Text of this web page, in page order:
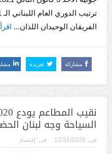
الفريقان الوحيدان اللذان...
مشاركة تغريدة
السياحة وجه لبنان
فى: 12/31/2020 فى: إقتصاد